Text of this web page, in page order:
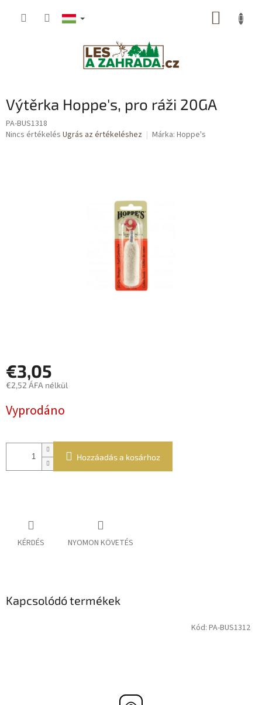
KOSÁR
Výtěrka Hoppe's, pro ráži 20GA
PA-BUS1318
A
Nincs értékelés Ugrás az értékeléshez Márka: Hoppe's
€3,05
€2,52 ÁFA nélkül
Vyprodáno
Hozzáadás a kosárhoz
KÉRDÉS NYOMON KÖVETÉS
Kapcsolódó termékek
Kód: PA-BUS1312